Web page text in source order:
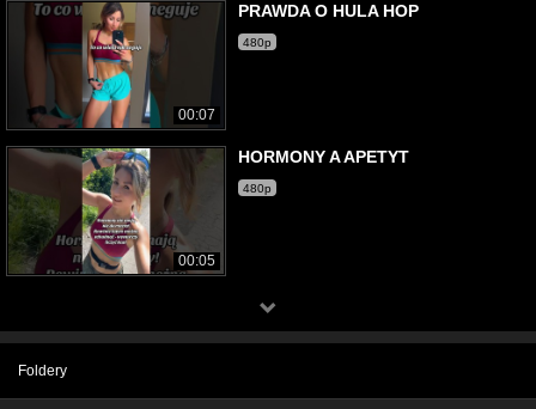
00:07
PRAWDA O HULA HOP
480p
00:05
HORMONY A APETYT
480p
Foldery